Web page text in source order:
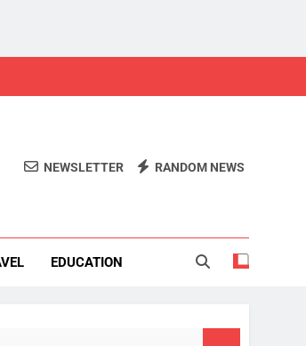
NEWSLETTER RANDOM NEWS
EDUCATION